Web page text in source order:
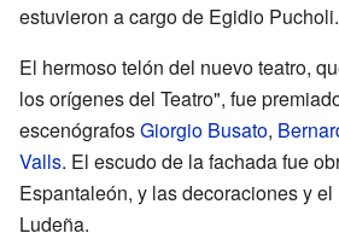
estuvieron a cargo de Egidio Pucholi.
El hermoso telón del nuevo teatro,
los orígenes del Teatro", fue
escenógrafosGiorgio Busato,
Valls. El escudo de la fachada fue
Espantaleón, y las decoraciones y
Ludeña.